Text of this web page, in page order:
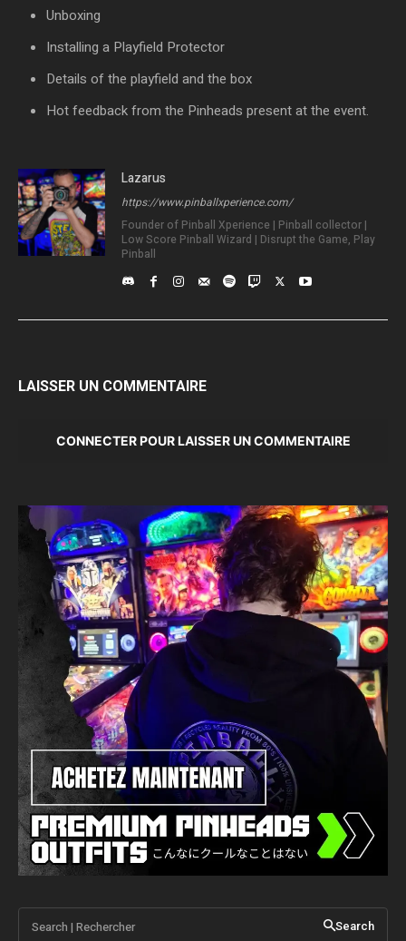
Unboxing
Installing a Playfield Protector
Details of the playfield and the box
Hot feedback from the Pinheads present at the event.
Lazarus
https://www.pinballxperience.com/
Founder of Pinball Xperience | Pinball collector |
Low Score Pinball Wizard | Disrupt the Game, Play
Pinball
LAISSER UN COMMENTAIRE
CONNECTER POUR LAISSER UN COMMENTAIRE
Search | Rechercher Search